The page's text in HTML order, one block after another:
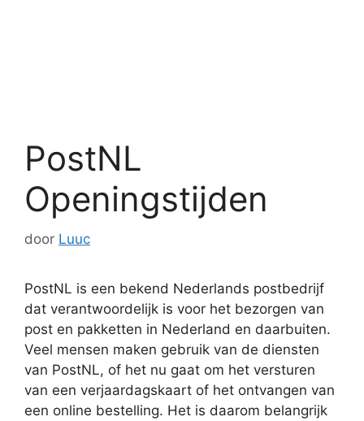
PostNL
Openingstijden
door Luuc
PostNL is een bekend Nederlands postbedrijf
dat verantwoordelijk is voor het bezorgen van
post en pakketten in Nederland en daarbuiten.
Veel mensen maken gebruik van de diensten
van PostNL, of het nu gaat om het versturen
van een verjaardagskaart of het ontvangen van
een online bestelling. Het is daarom belangrijk